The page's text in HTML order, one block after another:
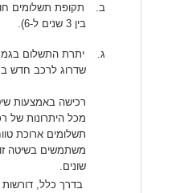
ב.
תקופת תשלומים
בין 3 שנים ל-6).
ג.
יתרת התשלום בגמר
שדרוג לרכב חדש
רכישה באמצעות
מכל היתרונות של
תשלומים ארוכת
משתמשים בשיטה
שונים.